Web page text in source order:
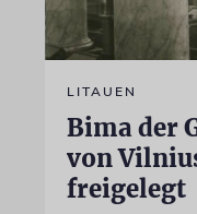
LITAUEN
Bima der
von
freigelegt